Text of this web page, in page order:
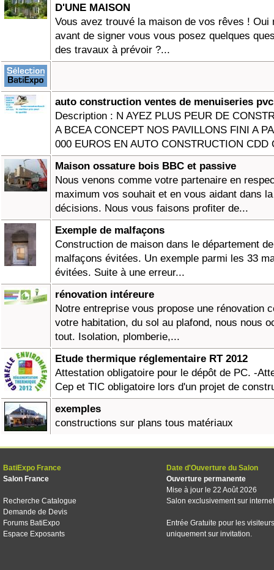
D'UNE MAISON
Vous avez trouvé la maison de vos rêves ! Oui
avant de signer vous vous posez quelques
des travaux à prévoir ?...
auto construction ventes de menuiseries pvc
Description : N AYEZ PLUS PEUR DE
A BCEA CONCEPT NOS PAVILLONS FINI A
000 EUROS EN AUTO CONSTRUCTION CDD
Maison ossature bois BBC et passive
Nous venons comme votre partenaire en
maximum vos souhait et en vous aidant dans
décisions. Nous vous faisons profiter de...
Exemple de malfaçons
Construction de maison dans le département
malfaçons évitées. Un exemple parmi les 33
évitées. Suite à une erreur...
rénovation intéreure
Notre entreprise vous propose une rénovation
votre habitation, du sol au plafond, nous nous
tout. Isolation, plomberie,...
Etude thermique réglementaire RT 2012
Attestation obligatoire pour le dépôt de PC. -
Cep et TIC obligatoire lors d'un projet de
exemples
constructions sur plans tous matériaux
BatiExpo France
Salon France
Recherche Catalogue
Demande de Devis
Forums BatiExpo
Espace Exposants
Date d'Ouverture du Salon
Ouverture permanente
Mise à jour le 22 Août 2026
Salon exclusivement sur internet
Entrée Gratuite pour les visiteurs
uniquement sur invitation.